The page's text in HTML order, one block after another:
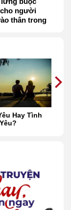
người
thân trong
Hay Tình
Yêu?